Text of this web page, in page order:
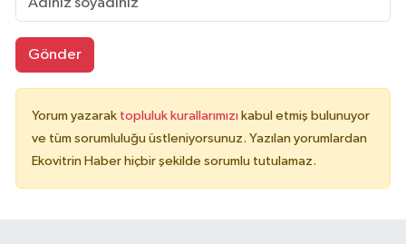
Gönder
Yorum yazarak topluluk kurallarımızı kabul etmiş bulunuyor
ve tüm sorumluluğu üstleniyorsunuz. Yazılan yorumlardan
Ekovitrin Haber hiçbir şekilde sorumlu tutulamaz.